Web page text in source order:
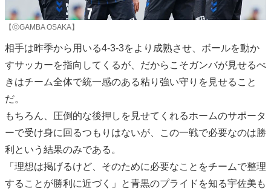
【ⓒGAMBA OSAKA】
相手は昨季から用いる4-3-3をより成熟させ、ボールを動か
すサッカーを指向してくるが、だからこそガンバが見せるべ
きはチーム全体で統一感のある粘り強い守りを見せること
だ。
もちろん、圧倒的な後押しを見せてくれるホームのサポータ
ーで受け身に回るつもりはないが、この一戦で必要なのは勝
利という結果のみである。
「理想は掲げるけど、そのために必要なことをチームで整理
することが勝利に近づく」と青黒のプライドを知る宇佐美も